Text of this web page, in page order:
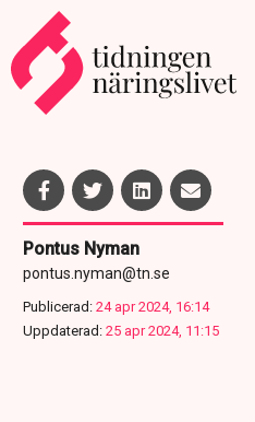
Pontus Nyman
pontus.nyman@tn.se
Publicerad: 24 apr 2024, 16:14
Uppdaterad: 25 apr 2024, 11:15